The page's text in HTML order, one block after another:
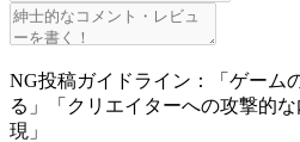
NG投稿ガイドライン：「ゲーム
る」「クリエイターへの攻撃的
現」